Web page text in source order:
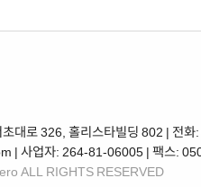
초대로 326, 홀리스타빌딩 802 | 전
| 사업자: 264-81-06005 | 팩스:
ALL RIGHTS RESERVED